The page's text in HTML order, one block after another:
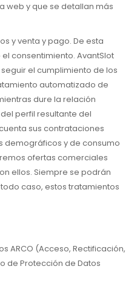
web y que se detallan más
y venta y pago. De esta
consentimiento. AvantSlot
el cumplimiento de los
automatizado de
dure la relación
perfil resultante del
sus contrataciones
demográficos y de consumo
ofertas comerciales
ellos. Siempre se podrán
caso, estos tratamientos
ARCO (Acceso, Rectificación,
de Protección de Datos